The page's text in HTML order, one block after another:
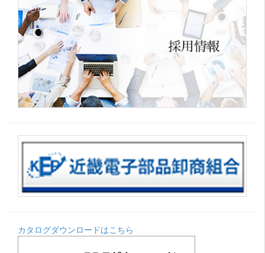
カタログダウンロードはこちら